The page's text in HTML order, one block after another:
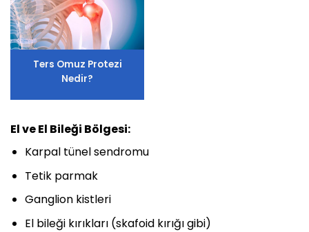
Ters Omuz Protezi
Nedir?
El ve El Bileği Bölgesi:
Karpal tünel sendromu
Tetik parmak
Ganglion kistleri
El bileği kırıkları (skafoid kırığı gibi)